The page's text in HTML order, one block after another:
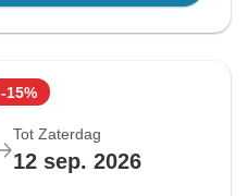
-15%
Tot Zaterdag
12 sep. 2026